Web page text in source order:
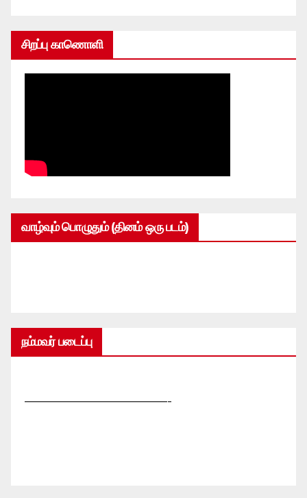
சிறப்பு காணொளி
வாழ்வும் பொழுதும் (தினம் ஒரு படம்)
நம்மவர் படைப்பு
—————————————-